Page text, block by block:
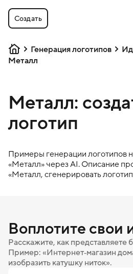
Создать
Генерация логотипов
Металл
Металл:
логотип
Примеры генерации логотипов
«Металл» через AI. Описание
«Металл, сгенерировать
Воплотите свои
Расскажите, как представляете
Пример: «Интернет‑магазин
изобразить катушку ниток».